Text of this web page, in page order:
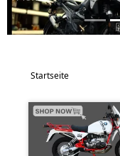
Startseite